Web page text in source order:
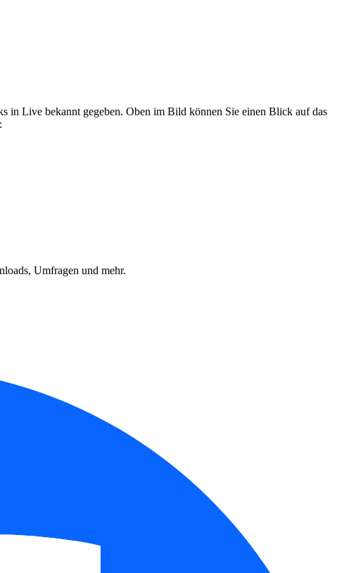
in Live bekannt gegeben. Oben im Bild können Sie einen Blick auf das
Umfragen und mehr.